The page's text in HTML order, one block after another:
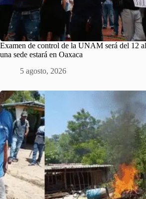
Examen de control de la UNAM será del 12
una sede estará en Oaxaca
5 agosto, 2026